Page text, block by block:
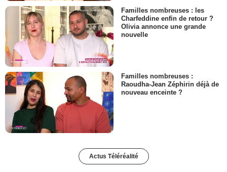
Familles nombreuses : les
Charfeddine enfin de retour ?
Olivia annonce une grande
nouvelle
Familles nombreuses :
Raoudha-Jean Zéphirin déjà de
nouveau enceinte ?
Actus Téléréalité